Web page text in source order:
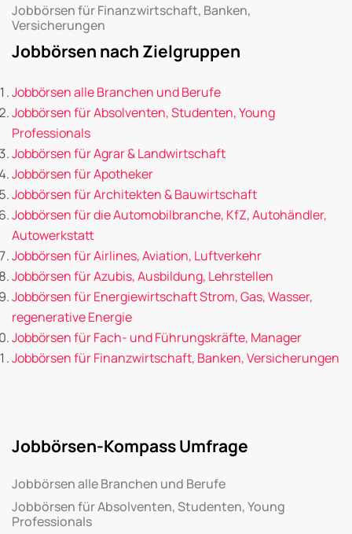
Jobbörsen für Finanzwirtschaft, Banken,
Versicherungen
Jobbörsen nach Zielgruppen
Jobbörsen alle Branchen und Berufe
Jobbörsen für Absolventen, Studenten, Young
Professionals
Jobbörsen für Agrar & Landwirtschaft
Jobbörsen für Apotheker
Jobbörsen für Architekten & Bauwirtschaft
Jobbörsen für die Automobilbranche, KfZ, Autohändler,
Autowerkstatt
Jobbörsen für Airlines, Aviation, Luftverkehr
Jobbörsen für Azubis, Ausbildung, Lehrstellen
Jobbörsen für Energiewirtschaft Strom, Gas, Wasser,
regenerative Energie
Jobbörsen für Fach- und Führungskräfte, Manager
Jobbörsen für Finanzwirtschaft, Banken, Versicherungen
Jobbörsen-Kompass Umfrage
Jobbörsen alle Branchen und Berufe
Jobbörsen für Absolventen, Studenten, Young
Professionals